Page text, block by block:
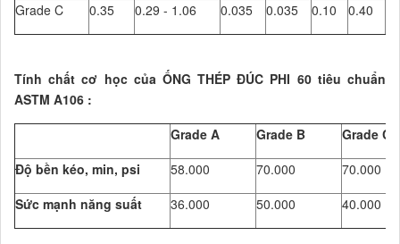
Grade C
0.35 0.29 - 1.06 0.035 0.035 0.10 0.40
Tính chất cơ học của ỐNG THÉP ĐÚC PHI 60 tiêu chuẩn
ASTM A106 :
Grade A
Grade B
Grade C
Độ bền kéo, min, psi
58.000 70.000
70.000
Sức mạnh năng suất
36.000 50.000 40.000